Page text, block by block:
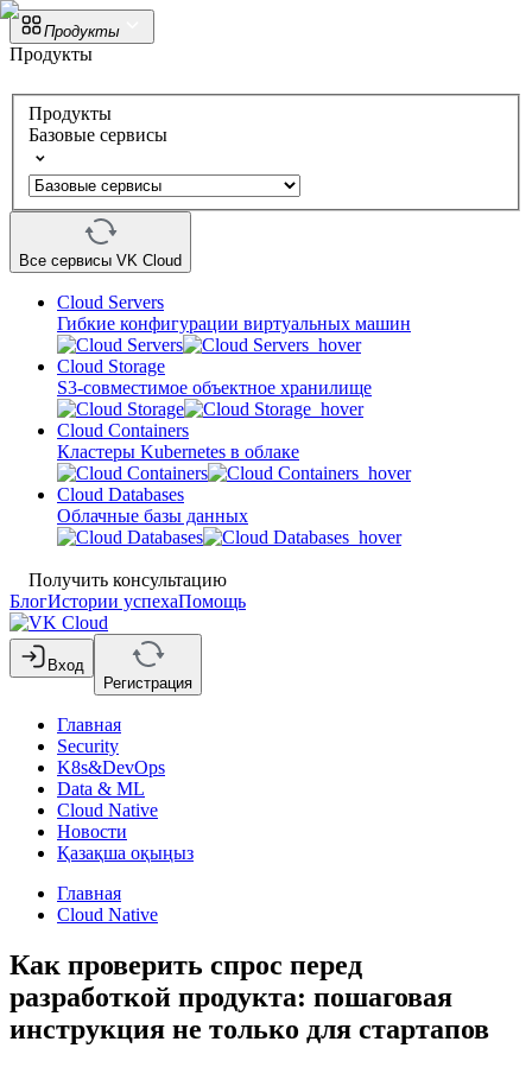
Продукты
Продукты
Продукты
Базовые сервисы
Все сервисы VK Cloud
Cloud Servers
Гибкие конфигурации виртуальных машин
Cloud Storage
S3-совместимое объектное хранилище
Cloud Containers
Кластеры Kubernetes в облаке
Cloud Databases
Облачные базы данных
Получить консультацию
БлогИстории успехаПомощь
Вход
Регистрация
Главная
Security
K8s&DevOps
Data & ML
Cloud Native
Новости
Қазақша оқыңыз
Главная
Cloud Native
Как проверить спрос перед
разработкой продукта: пошаговая
инструкция не только для стартапов